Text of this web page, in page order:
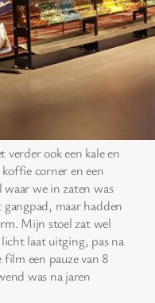
verder ook een kale en
koffie corner en een
waar we in zaten was
maar hadden
Mijn stoel zat wel
laat uitging, pas na
een pauze van 8
was na jaren